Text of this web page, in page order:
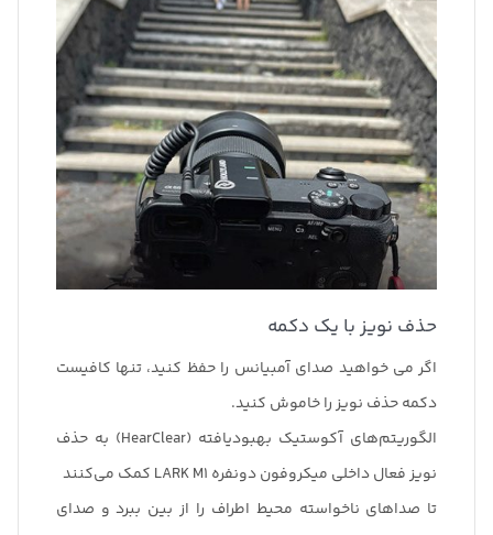
حذف نویز با یک دکمه
اگر می خواهید صدای آمبیانس را حفظ کنید، تنها کافیست
دکمه حذف نویز را خاموش کنید.
الگوریتم‌های آکوستیک بهبودیافته (HearClear) به حذف
نویز فعال داخلی میکروفون دونفره LARK M1 کمک می‌کنند
تا صداهای ناخواسته محیط اطراف را از بین ببرد و صدای